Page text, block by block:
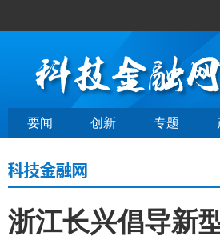
要闻 创新 专题
浙江长兴倡导新